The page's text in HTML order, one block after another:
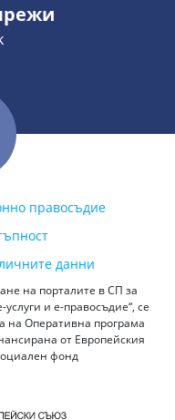
правосъдие
данни
на порталите в СП за
и е-правосъдие“, се
на Оперативна програма
от Европейския
фонд